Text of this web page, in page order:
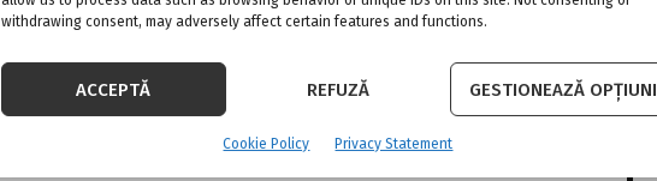
withdrawing consent, may adversely affect certain features and functions.
ACCEPTĂ REFUZĂ GESTIONEAZĂ OPȚIUNI
Cookie Policy Privacy Statement